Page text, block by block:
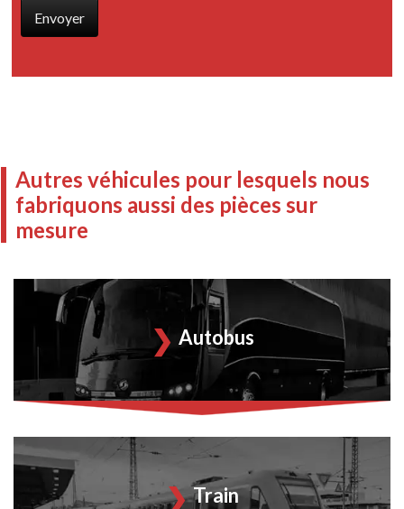
Autres véhicules pour lesquels nous
fabriquons aussi des pièces sur
mesure
Autobus
Train